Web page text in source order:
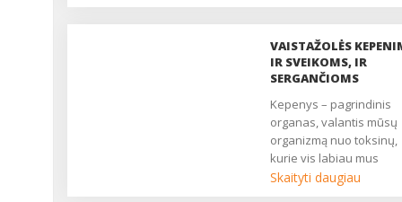
diagnozę. Senovės
gydytojai liežuvį pelnytai
laikė organizmo
ir pagal liežuvio
pakitimus mokėjo gana
tiksliai diagnozuoti
organų sutrikimus dar
atsirandant pirmiesiems
ligos simptomams. ...
VAISTAŽOLĖS
IR SVEIKOMS, IR
SERGANČIOMS
Kepenys – pagrindinis
organas, valantis mūsų
organizmą nuo toksinų,
kurie vis labiau mus
atakuoja. Toks jau
Skaityti daugiau